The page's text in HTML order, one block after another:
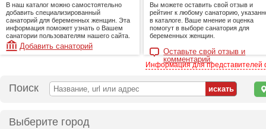
В наш каталог можно самостоятельно
добавить специализированный
санаторий для беременных женщин. Эта
информация поможет узнать о Вашем
санатории пользователям нашего сайта.
Добавить санаторий
Вы можете оставить свой отзыв и
рейтинг к любому санаторию,
в каталоге. Ваше мнение и оценка
помогут в выборе санатория для
беременных женщин.
Оставьте свой отзыв и
комментарий.
Информация для представителей
Поиск
Выберите город